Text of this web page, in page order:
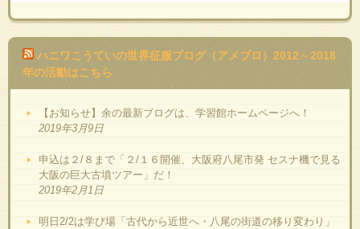
ハニワこうていの世界征服ブログ（アメブロ）2012～2018
年の活動はこちら
【お知らせ】余の最新ブログは、学習館ホームページへ！
2019年3月9日
申込は２/８まで「２/１６開催、大阪府八尾市発 セスナ機で見る
大阪の巨大古墳ツアー」だ！
2019年2月1日
明日2/2は学び場「古代から近世へ・八尾の街道の移り変わり」